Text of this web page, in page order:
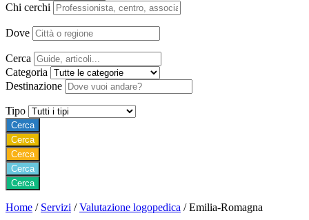
Chi cerchi
Dove
Cerca
Categoria
Destinazione
Tipo
Cerca
Cerca
Cerca
Cerca
Cerca
Home / Servizi / Valutazione logopedica / Emilia-Romagna